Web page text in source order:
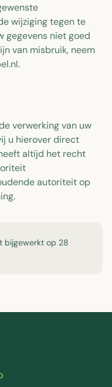
wijziging tegen te
gegevens niet goed
van misbruik, neem
verwerking van uw
u hierover direct
altijd het recht
autoriteit op
bijgewerkt op 28